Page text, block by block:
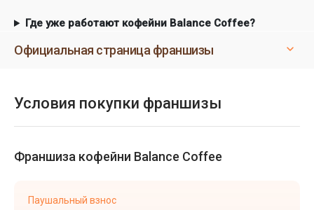
Где уже работают кофейни Balance Coffee?
Официальная страница франшизы
Условия покупки франшизы
Франшиза кофейни Balance Coffee
Паушальный взнос